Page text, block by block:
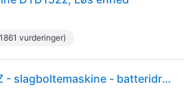
vurderinger)
(ComputerSalg) Makita DTD152Z - slagboltemaskine - batteridrevet - 1/4 ubremset 6,35 mm - 165 N-m - 125 mm - uden batteri, lader og kuffert.- 18 V